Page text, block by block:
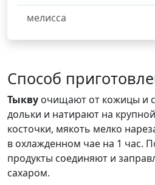
мелисса
Способ
Тыкву очищают от кожицы и
дольки и натирают на
косточки, мякоть мелко
в охлажденном чае на 1 час.
продукты соединяют и
сахаром.